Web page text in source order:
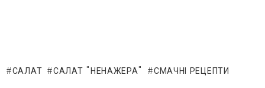
САЛАТ САЛАТ "НЕНАЖЕРА" СМАЧНІ РЕЦЕПТИ